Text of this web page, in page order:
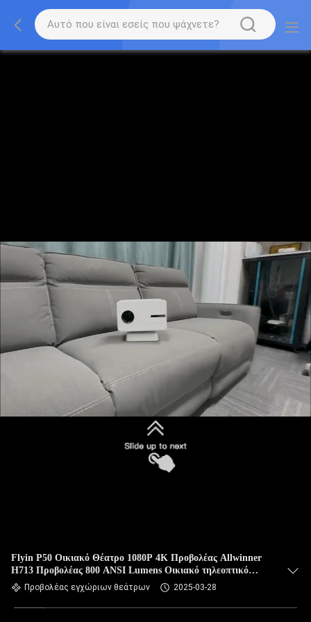
Flyin P50 Οικιακό Θέατρο 1080P 4K Προβολέας Allwinner
H713 Προβολέας 800 ANSI Lumens Οικιακό τηλεοπτικό
προβολέα
Προβολέας εγχώριων θεάτρων 2025-03-28